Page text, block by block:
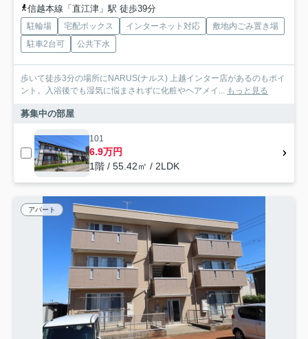
信越本線「直江津」駅 徒歩39分
駐輪場 宅配ボックス インターネット対応
敷地内ごみ置き場
駐車2台可
公共下水
歩いて徒歩3分の場所にNARUS(ナルス) 上越インター店があるのもポイ
ント。入浴後でも湿気に悩まされずに化粧やヘアメイ... もっと見る
募集中の部屋
101
6.9万円
1階 / 55.42㎡ / 2LDK
アパート